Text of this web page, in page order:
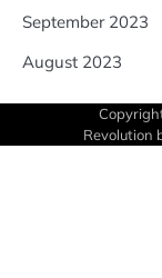
September 2023
August 2023
Revolution